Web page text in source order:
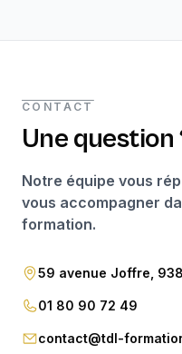
CONTACT
Une question
Notre équipe vous
vous accompagner
formation.
59 avenue Joffre,
01 80 90 72 49
contact@tdl-